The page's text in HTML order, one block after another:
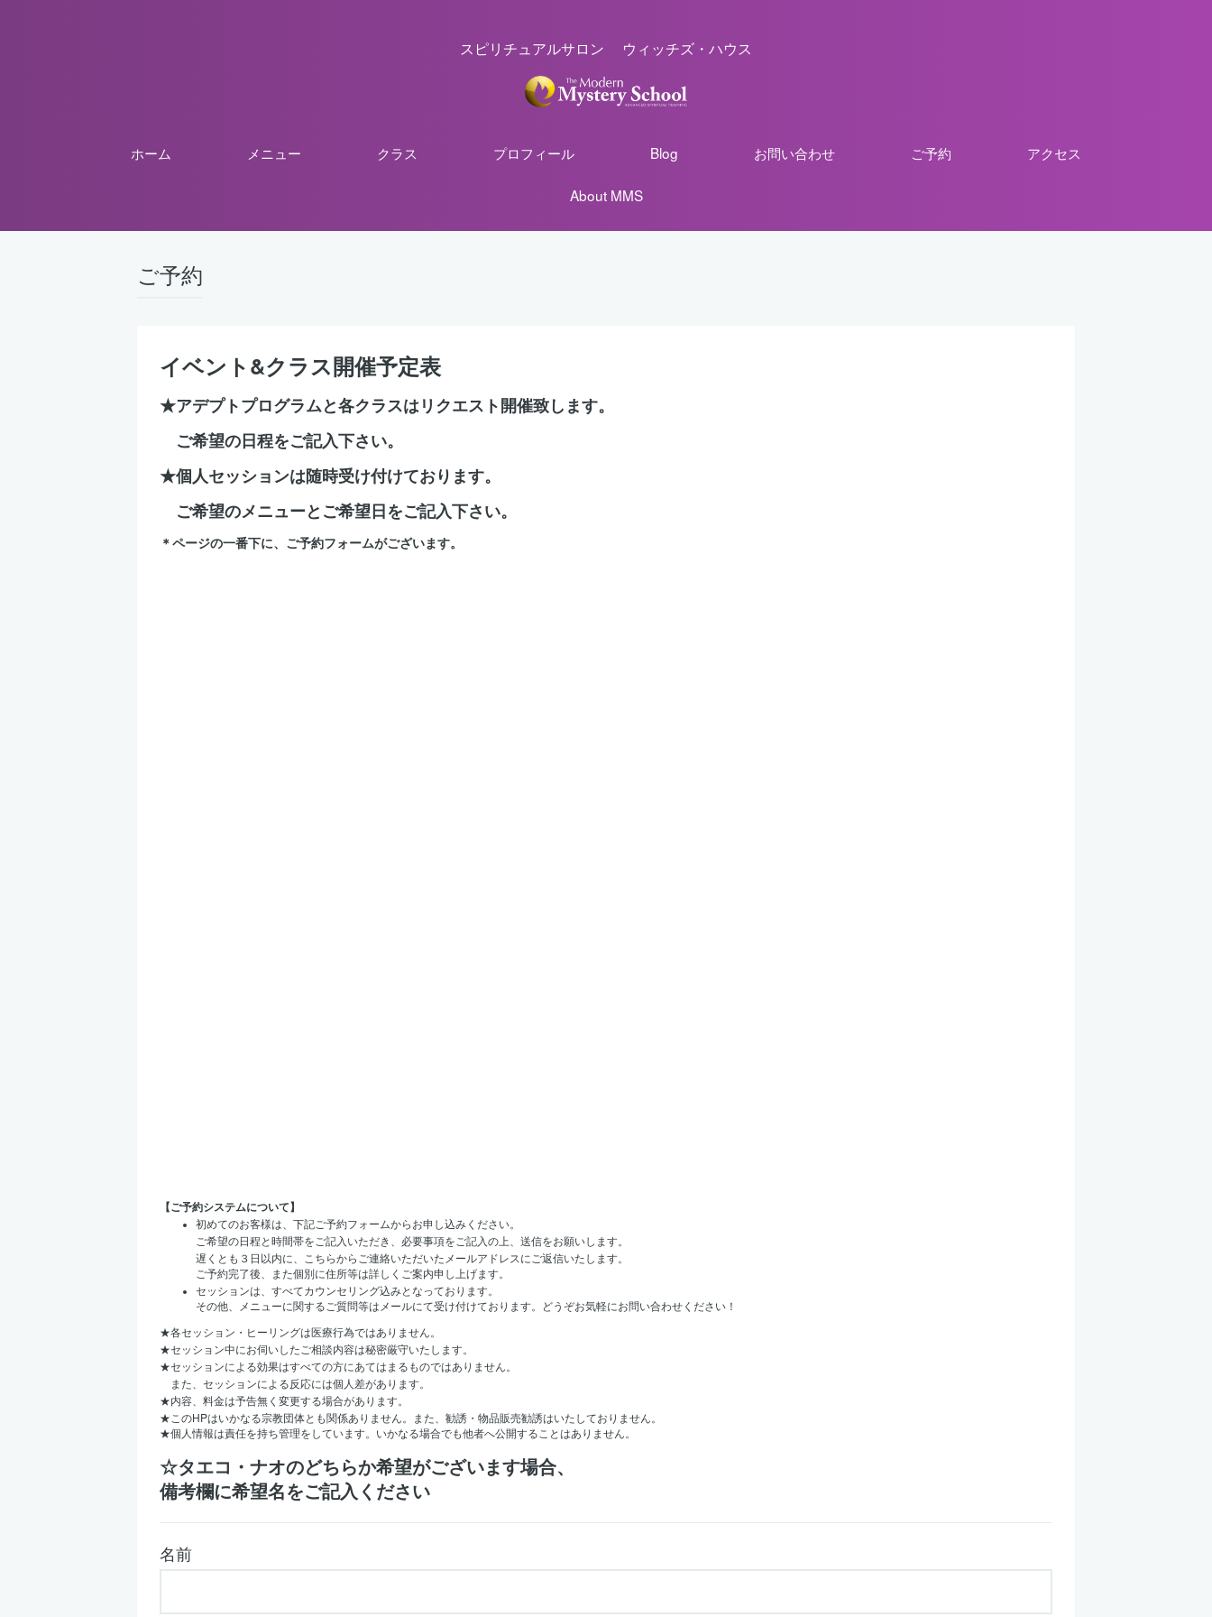
スピリチュアルサロン ウィッチズ・ハウス
ホーム メニュー クラス プロフィール Blog お問い合わせ ご予約 アクセス
About MMS
ご予約
イベント&クラス開催予定表
★アデプトプログラムと各クラスはリクエスト開催致します。
ご希望の日程をご記入下さい。
★個人セッションは随時受け付けております。
ご希望のメニューとご希望日をご記入下さい。
＊ページの一番下に、ご予約フォームがございます。
【ご予約システムについて】
初めてのお客様は、下記ご予約フォームからお申し込みください。
ご希望の日程と時間帯をご記入いただき、必要事項をご記入の上、送信をお願いします。
遅くとも３日以内に、こちらからご連絡いただいたメールアドレスにご返信いたします。
ご予約完了後、また個別に住所等は詳しくご案内申し上げます。
セッションは、すべてカウンセリング込みとなっております。
その他、メニューに関するご質問等はメールにて受け付けております。どうぞお気軽にお問い合わせください！
★各セッション・ヒーリングは医療行為ではありません。
★セッション中にお伺いしたご相談内容は秘密厳守いたします。
★セッションによる効果はすべての方にあてはまるものではありません。
また、セッションによる反応には個人差があります。
★内容、料金は予告無く変更する場合があります。
★このHPはいかなる宗教団体とも関係ありません。また、勧誘・物品販売勧誘はいたしておりません。
★個人情報は責任を持ち管理をしています。いかなる場合でも他者へ公開することはありません。
☆タエコ・ナオのどちらか希望がございます場合、
備考欄に希望名をご記入ください
名前